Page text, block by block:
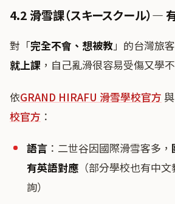
4.2 滑雪課（スキースクール）—
對「完全不會、想被教」的台灣旅客
就上課 ，自己亂滑很容易受傷又學
依GRAND HIRAFU 滑雪學校官方 與
校官方 ：
語言 ：二世谷因國際滑雪客多，
有英語對應 （部分學校也有中
詢）